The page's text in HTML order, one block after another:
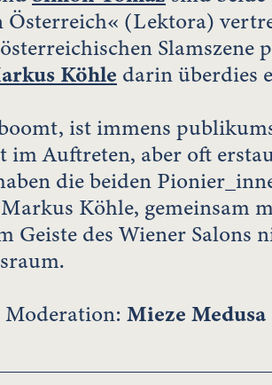
Österreich« (Lektora)
Köhle darin überdies
ist immens
im Auftreten, aber oft
die beiden
Köhle, gemeinsam
Geiste des Wiener
Mieze Medusa